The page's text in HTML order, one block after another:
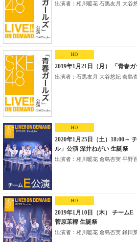
出演者：相川暖花 石黒友月 大谷悠
HD
2019年1月21日（月） 「青春
出演者：石黒友月 大谷悠妃 倉島杏
HD
2020年1月25日（土）18:00～
ル」公演 深井ねがい 生誕祭
出演者：相川暖花 倉島杏実 平野百
HD
2019年1月10日（木） チーム
菅原茉椰 生誕祭
出演者：相川暖花 倉島杏実 鎌田菜